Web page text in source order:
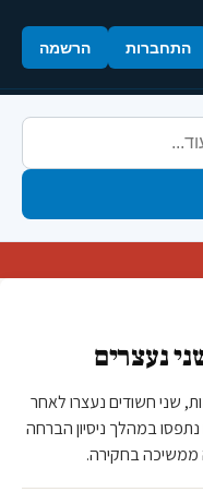
התחברות הרשמה
נעצרים
שני חשודים נעצרו לאחר
במהלך ניסיון הברחה
ממשיכה בחקירה.